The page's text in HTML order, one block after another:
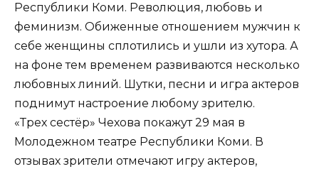
Республики Коми. Революция, любовь и
феминизм. Обиженные отношением мужчин к
себе женщины сплотились и ушли из хутора. А
на фоне тем временем развиваются несколько
любовных линий. Шутки, песни и игра актеров
поднимут настроение любому зрителю.
«Трех сестёр» Чехова покажут 29 мая в
Молодежном театре Республики Коми. В
отзывах зрители отмечают игру актеров,